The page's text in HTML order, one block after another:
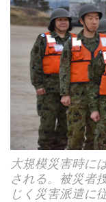
大規模災害時に
される。被災者
じく災害派遣に